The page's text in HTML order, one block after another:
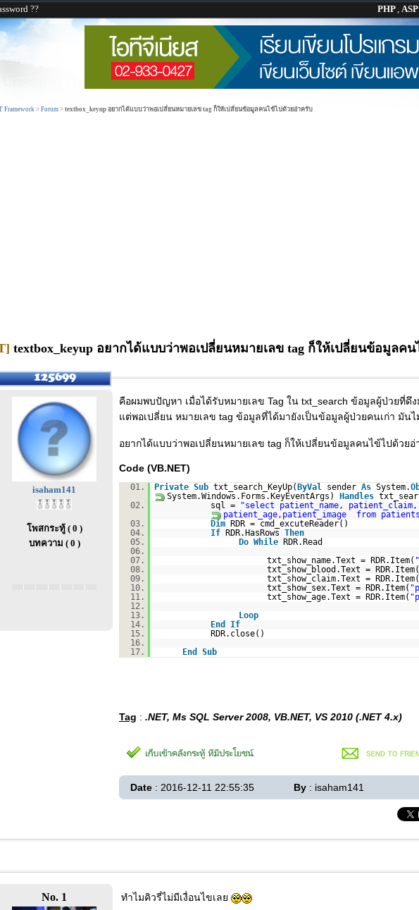
?? PHP, ASP
Framework > Forum > textbox_keyup อยากได้แบบว่าพอเปลี่ยนหมายเลข tag ก็ให้เปลี่ยนข้อมูลคนไข้ไปด้วยอ่าครับ
textbox_keyup อยากได้แบบว่าพอเปลี่ยนหมายเลข tag ก็ให้เปลี่ยนข้อมูลค
isaham141
โพสกระทู้ ( 0 )
บทความ ( 0 )
คือผมพบปัญหา เมื่อได้รับหมายเลข Tag ใน txt_search ข้อมูลผู้ป่วยที่ดึ
แต่พอเปลี่ยน หมายเลข tag ข้อมูลที่ได้มายังเป็นข้อมูลผู้ป่วยคนเก่า มัน
อยากได้แบบว่าพอเปลี่ยนหมายเลข tag ก็ให้เปลี่ยนข้อมูลคนไข้ไปด้วยอ่
Code (VB.NET)
01. Private Sub txt_search_KeyUp( ByVal sender As System.
System.Windows.Forms.KeyEventArgs)
Handles
02.
sql =
"select patient_name,
patient_age,patient_image from
03.
Dim
RDR = cmd_excuteReader()
04.
If RDR.HasRows Then
05.
Do While
RDR.Read
06.
07.
txt_show_name.Text = RDR.Item(
08.
txt_show_blood.Text = RDR.Item(
09.
txt_show_claim.Text = RDR.Item(
10.
txt_show_sex.Text = RDR.Item(
11.
txt_show_age.Text = RDR.Item(
12.
13.
Loop
14.
End
If
15.
RDR.close()
16.
17.
End Sub
Tag : .NET, Ms SQL Server 2008, VB.NET, VS 2010 (.NET 4.x)
Date : 2016-12-11 22:55:35 By : isaham141
No. 1 ทำไมคิวรี่ไม่มีเงื่อนไขเลย